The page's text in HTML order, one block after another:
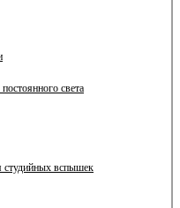
света
студийных вспышек